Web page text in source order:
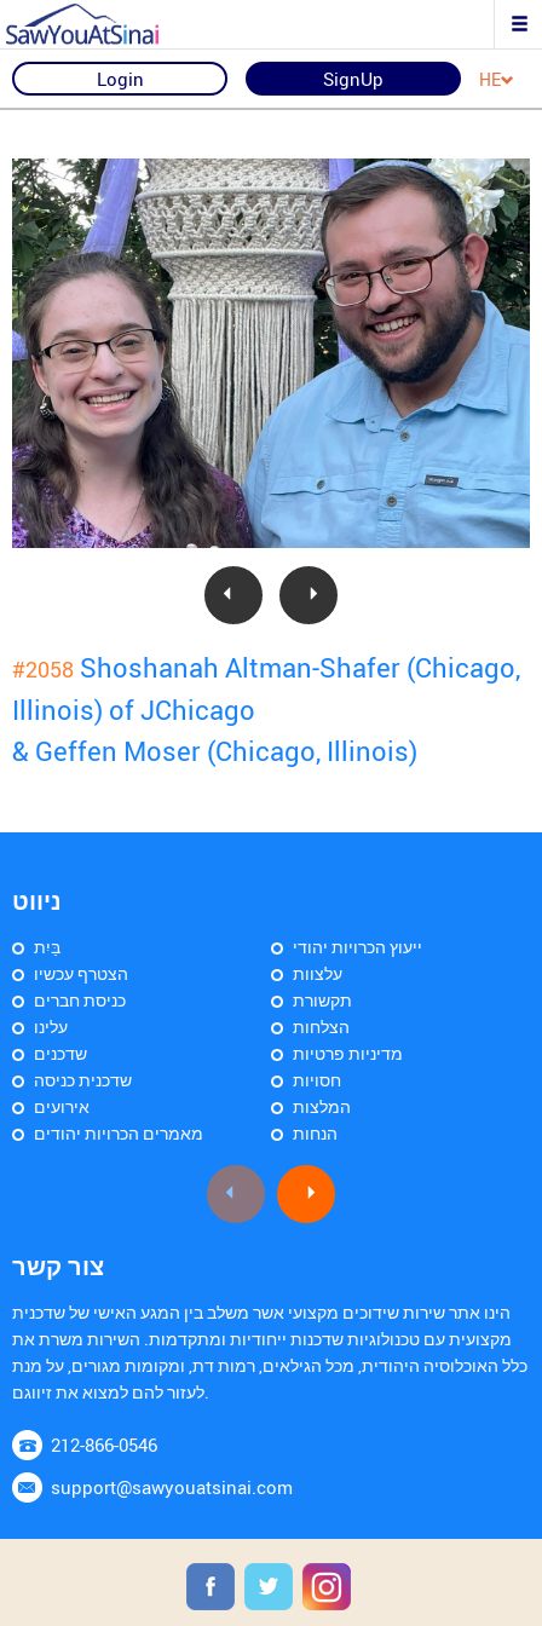
Login SignUp HE
#2058 Shoshanah Altman-Shafer (Chicago,
Illinois) of JChicago
& Geffen Moser (Chicago, Illinois)
ניווט
בַּיִת
הצטרף עכשיו
כניסת חברים
עלינו
שדכנים
שדכנית כניסה
אירועים
מאמרים הכרויות יהודים
ייעוץ הכרויות יהודי
עלצוות
תקשורת
הצלחות
מדיניות פרטיות
חסויות
המלצות
הנחות
צור קשר
הינו אתר שירות שידוכים מקצועי אשר משלב בין המגע האישי של שדכנית
מקצועית עם טכנולוגיות שדכנות ייחודיות ומתקדמות. השירות משרת את
כלל האוכלוסיה היהודית, מכל הגילאים, רמות דת, ומקומות מגורים, על מנת
לעזור להם למצוא את זיווגם.
212-866-0546
support@sawyouatsinai.com